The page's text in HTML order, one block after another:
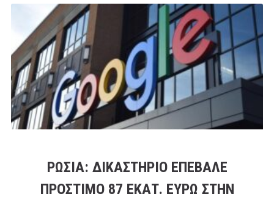
ΡΩΣΊΑ: ΔΙΚΑΣΤΉΡΙΟ ΕΠΈΒΑΛΕ
ΠΡΌΣΤΙΜΟ 87 ΕΚΑΤ. ΕΥΡΏ ΣΤΗΝ